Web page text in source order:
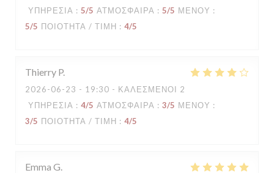
ΥΠΗΡΕΣΊΑ : 5/5 ΑΤΜΌΣΦΑΙΡΑ : 5/5 ΜΕΝΟΎ :
5/5 ΠΟΙΌΤΗΤΑ / ΤΙΜΉ : 4/5
Thierry P
2026-06-23 - 19:30 - ΚΑΛΕΣΜΈΝΟΙ 2
ΥΠΗΡΕΣΊΑ : 4/5 ΑΤΜΌΣΦΑΙΡΑ : 3/5 ΜΕΝΟΎ :
3/5 ΠΟΙΌΤΗΤΑ / ΤΙΜΉ : 4/5
Emma G